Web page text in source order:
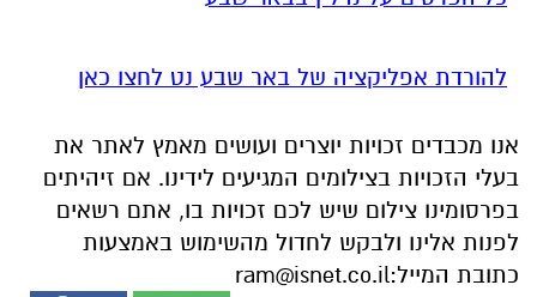
להורדת אפליקציה של באר שבע נט לחצו כאן
אנו מכבדים זכויות יוצרים ועושים מאמץ לאתר את
בעלי הזכויות בצילומים המגיעים לידינו. אם זיהיתים
בפרסומינו צילום שיש לכם זכויות בו, אתם רשאים
לפנות אלינו ולבקש לחדול מהשימוש באמצעות
כתובת המייל:ram@isnet.co.il